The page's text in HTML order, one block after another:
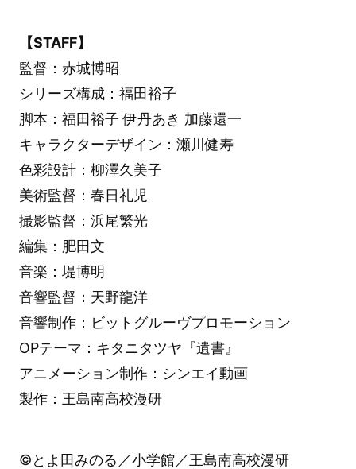
【STAFF】
監督：赤城博昭
シリーズ構成：福田裕子
脚本：福田裕子 伊丹あき 加藤還一
キャラクターデザイン：瀬川健寿
色彩設計：柳澤久美子
美術監督：春日礼児
撮影監督：浜尾繁光
編集：肥田文
音楽：堤博明
音響監督：天野龍洋
音響制作：ビットグルーヴプロモーション
OPテーマ：キタニタツヤ『遺書』
アニメーション制作：シンエイ動画
製作：王島南高校漫研
©とよ田みのる／小学館／王島南高校漫研